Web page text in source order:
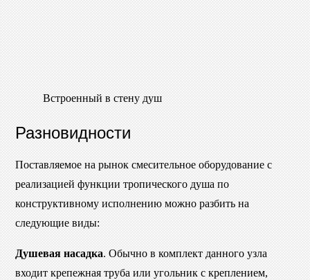
Встроенный в стену душ
Разновидности
Поставляемое на рынок смесительное оборудование с
реализацией функции тропического душа по
конструктивному исполнению можно разбить на
следующие виды:
Душевая насадка. Обычно в комплект данного узла
входит крепежная труба или угольник с креплением,